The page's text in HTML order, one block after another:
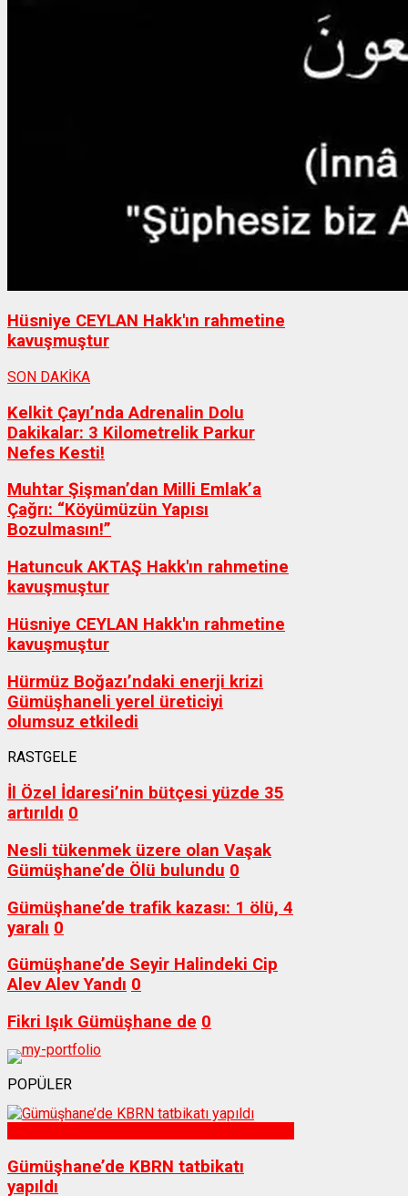
Hüsniye CEYLAN Hakk'ın rahmetine
kavuşmuştur
SON DAKİKA
Kelkit Çayı’nda Adrenalin Dolu
Dakikalar: 3 Kilometrelik Parkur
Nefes Kesti!
Muhtar Şişman’dan Milli Emlak’a
Çağrı: “Köyümüzün Yapısı
Bozulmasın!”
Hatuncuk AKTAŞ Hakk'ın rahmetine
kavuşmuştur
Hüsniye CEYLAN Hakk'ın rahmetine
kavuşmuştur
Hürmüz Boğazı’ndaki enerji krizi
Gümüşhaneli yerel üreticiyi
olumsuz etkiledi
RASTGELE
İl Özel İdaresi’nin bütçesi yüzde 35
artırıldı 0
Nesli tükenmek üzere olan Vaşak
Gümüşhane’de Ölü bulundu 0
Gümüşhane’de trafik kazası: 1 ölü, 4
yaralı 0
Gümüşhane’de Seyir Halindeki Cip
Alev Alev Yandı 0
Fikri Işık Gümüşhane de 0
POPÜLER
Gümüşhane’de KBRN tatbikatı
yapıldı